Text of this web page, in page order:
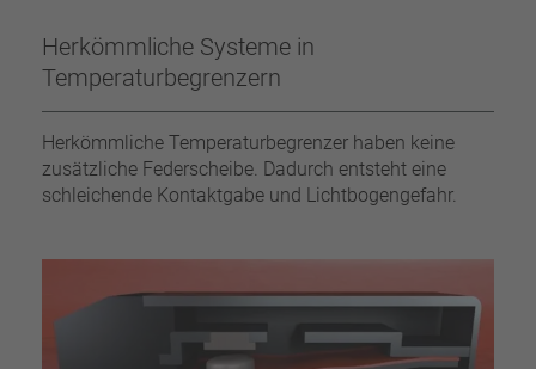
Herkömmliche Systeme in
Temperaturbegrenzern
Herkömmliche Temperaturbegrenzer haben keine
zusätzliche Federscheibe. Dadurch entsteht eine
schleichende Kontaktgabe und Lichtbogengefahr.